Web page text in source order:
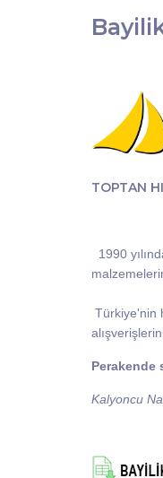
TOPTAN
1990
Türkiye'nin
Perakende
Kalyoncu